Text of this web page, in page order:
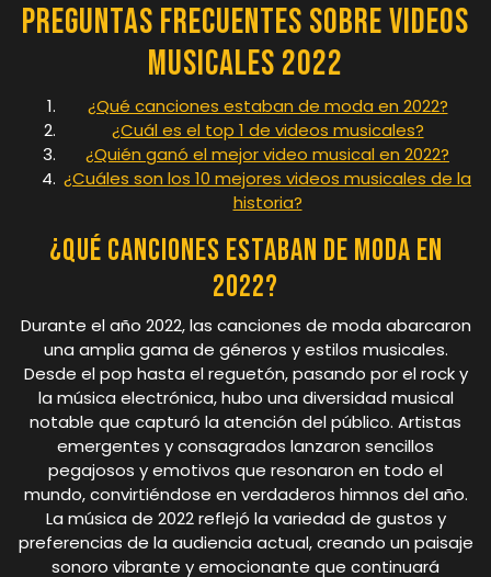
Preguntas Frecuentes sobre Videos
Musicales 2022
¿Qué canciones estaban de moda en 2022?
¿Cuál es el top 1 de videos musicales?
¿Quién ganó el mejor video musical en 2022?
¿Cuáles son los 10 mejores videos musicales de la
historia?
¿Qué canciones estaban de moda en
2022?
Durante el año 2022, las canciones de moda abarcaron
una amplia gama de géneros y estilos musicales.
Desde el pop hasta el reguetón, pasando por el rock y
la música electrónica, hubo una diversidad musical
notable que capturó la atención del público. Artistas
emergentes y consagrados lanzaron sencillos
pegajosos y emotivos que resonaron en todo el
mundo, convirtiéndose en verdaderos himnos del año.
La música de 2022 reflejó la variedad de gustos y
preferencias de la audiencia actual, creando un paisaje
sonoro vibrante y emocionante que continuará